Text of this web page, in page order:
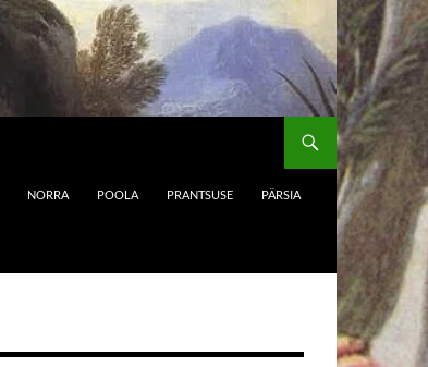
NORRA POOLA PRANTSUSE PÄRSIA